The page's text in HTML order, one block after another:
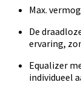
Max.
De
ervaring,
Equalizer
individueel